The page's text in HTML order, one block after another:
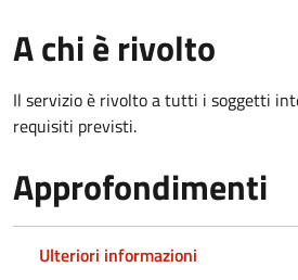
A chi è rivolto
Il servizio è rivolto a tutti i soggetti
requisiti previsti.
Approfondimenti
Ulteriori informazioni